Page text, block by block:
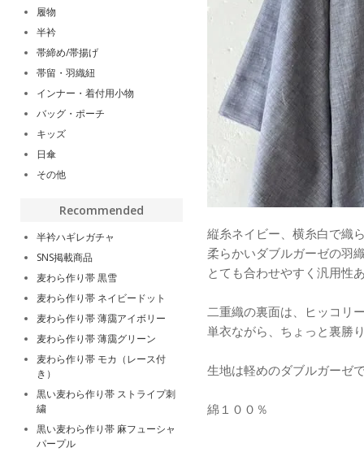
縦糸ネイビー、横糸白で織
柔らかいダブルガーゼの羽
とても合わせやすく汎用性
二重織の裏面は、ヒッコリ
単衣ながら、ちょっと裏勝
生地は軽めのダブルガーゼ
綿１００％
履物
半衿
帯締め/帯揚げ
帯留・羽織紐
インナー・着付用小物
バッグ・ポーチ
キッズ
日傘
その他
Recommended
半衿ハギレガチャ
SNS掲載商品
麦わら作り帯 黒雪
麦わら作り帯 ネイビードット
麦わら作り帯 薄靄アイボリー
麦わら作り帯 薄靄グリーン
麦わら作り帯 モカ（レース付
き）
黒い麦わら作り帯 ストライプ刺
繍
黒い麦わら作り帯 麻フューシャ
パープル